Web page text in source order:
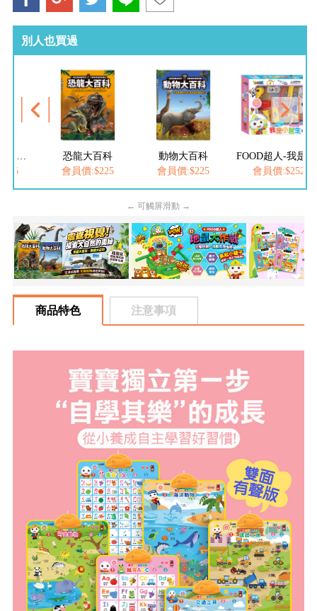
別人也買過
價:$225
動物大百科
會員價:$225
FOOD超人-我是小醫生
會員價:$252
會員價
← 可觸屏滑動 →
商品特色 注意事項